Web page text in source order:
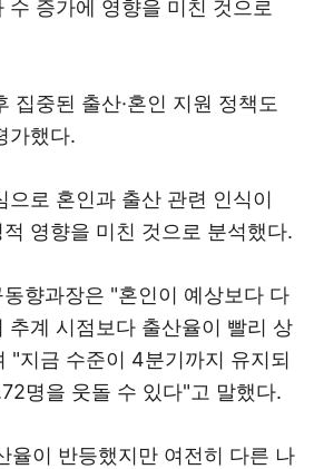
수 증가에 영향을 미친 것으로
집중된 출산·혼인 지원 정책도
가했다.
으로 혼인과 출산 관련 인식이
영향을 미친 것으로 분석했다.
향과장은 "혼인이 예상보다 다
추계 시점보다 출산율이 빨리 상
"지금 수준이 4분기까지 유지되
명을 웃돌 수 있다"고 말했다.
율이 반등했지만 여전히 다른 나